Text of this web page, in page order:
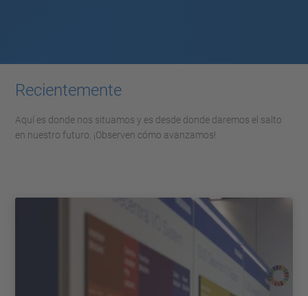
Recientemente
Aquí es donde nos situamos y es desde donde daremos el salto
en nuestro futuro. ¡Observen cómo avanzamos!